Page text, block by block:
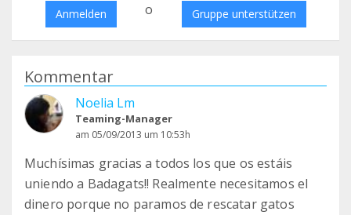
Anmelden o Gruppe unterstützen
Kommentar
Noelia Lm
Teaming-Manager
am 05/09/2013 um 10:53h
Muchísimas gracias a todos los que os estáis
uniendo a Badagats!! Realmente necesitamos el
dinero porque no paramos de rescatar gatos